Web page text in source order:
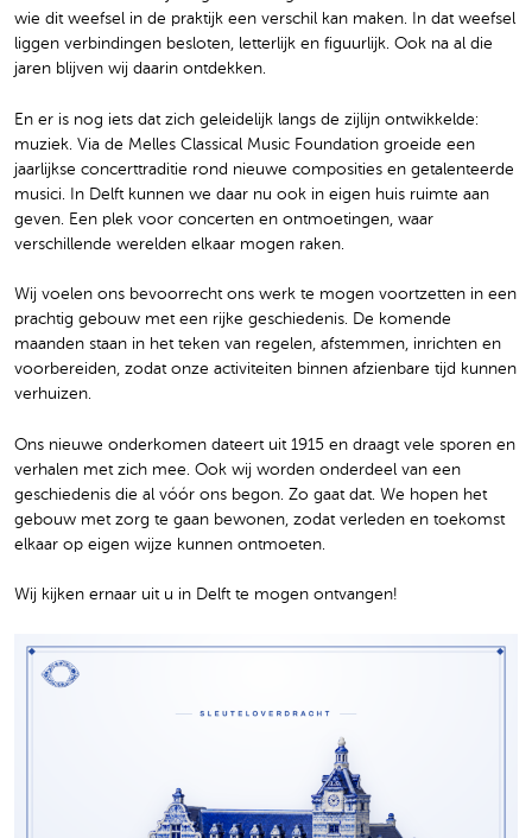
wie dit weefsel in de praktijk een verschil kan maken. In dat weefsel
liggen verbindingen besloten, letterlijk en figuurlijk. Ook na al die
jaren blijven wij daarin ontdekken.
En er is nog iets dat zich geleidelijk langs de zijlijn ontwikkelde:
muziek. Via de Melles Classical Music Foundation groeide een
jaarlijkse concerttraditie rond nieuwe composities en getalenteerde
musici. In Delft kunnen we daar nu ook in eigen huis ruimte aan
geven. Een plek voor concerten en ontmoetingen, waar
verschillende werelden elkaar mogen raken.
Wij voelen ons bevoorrecht ons werk te mogen voortzetten in een
prachtig gebouw met een rijke geschiedenis. De komende
maanden staan in het teken van regelen, afstemmen, inrichten en
voorbereiden, zodat onze activiteiten binnen afzienbare tijd kunnen
verhuizen.
Ons nieuwe onderkomen dateert uit 1915 en draagt vele sporen en
verhalen met zich mee. Ook wij worden onderdeel van een
geschiedenis die al vóór ons begon. Zo gaat dat. We hopen het
gebouw met zorg te gaan bewonen, zodat verleden en toekomst
elkaar op eigen wijze kunnen ontmoeten.
Wij kijken ernaar uit u in Delft te mogen ontvangen!